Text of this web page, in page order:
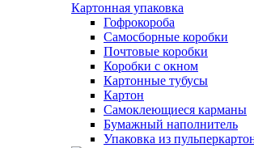
Картонная упаковка
Гофрокороба
Самосборные коробки
Почтовые коробки
Коробки с окном
Картонные тубусы
Картон
Самоклеющиеся карманы
Бумажный наполнитель
Упаковка из